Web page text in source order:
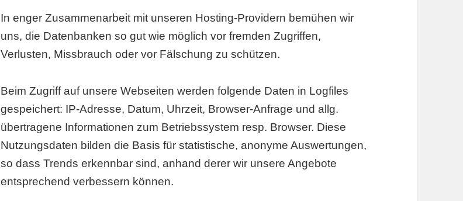
In enger Zusammenarbeit mit unseren Hosting-Providern bemühen wir
uns, die Datenbanken so gut wie möglich vor fremden Zugriffen,
Verlusten, Missbrauch oder vor Fälschung zu schützen.
Beim Zugriff auf unsere Webseiten werden folgende Daten in Logfiles
gespeichert: IP-Adresse, Datum, Uhrzeit, Browser-Anfrage und allg.
übertragene Informationen zum Betriebssystem resp. Browser. Diese
Nutzungsdaten bilden die Basis für statistische, anonyme Auswertungen,
so dass Trends erkennbar sind, anhand derer wir unsere Angebote
entsprechend verbessern können.